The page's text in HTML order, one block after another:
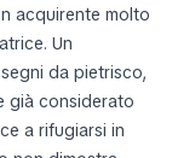
acquirente molto
Un
da pietrisco,
già considerato
a rifugiarsi in